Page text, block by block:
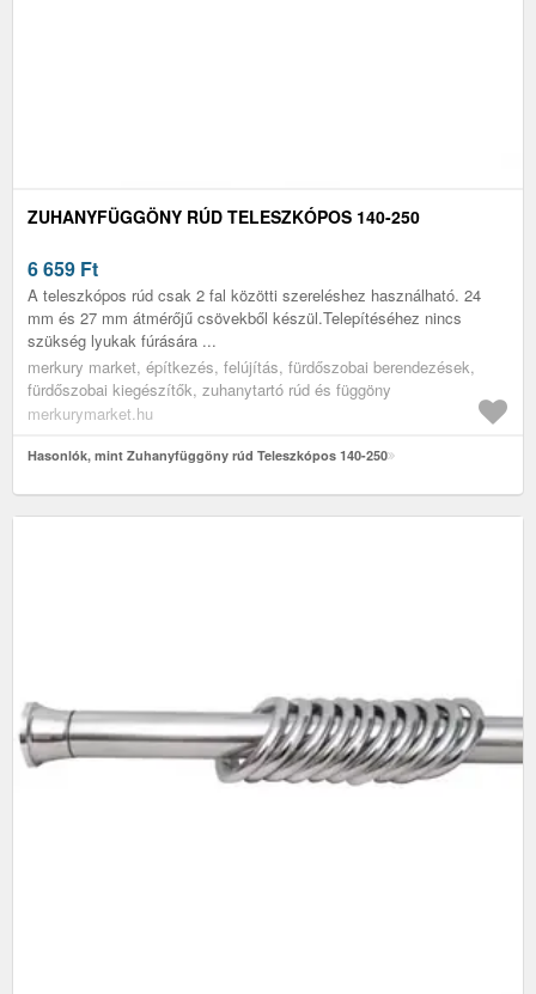
ZUHANYFÜGGÖNY RÚD TELESZKÓPOS 140-250
6 659 Ft
A teleszkópos rúd csak 2 fal közötti szereléshez használható. 24
mm és 27 mm átmérőjű csövekből készül.Telepítéséhez nincs
szükség lyukak fúrására ...
merkury market, építkezés, felújítás, fürdőszobai berendezések,
fürdőszobai kiegészítők, zuhanytartó rúd és függöny
merkurymarket.hu
Hasonlók, mint Zuhanyfüggöny rúd Teleszkópos 140-250